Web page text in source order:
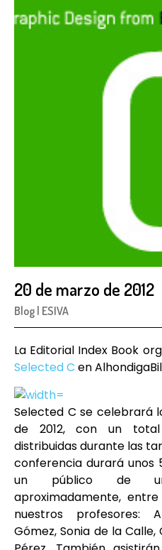
20 de marzo de 2012
Blog ESIVA
La Editorial Index Book
Selected C en
Selected C se celebrará
de 2012, con un
distribuidas durante las
conferencia durará unos
un público de
aproximadamente,
nuestros profesores:
Gómez, Sonia de la